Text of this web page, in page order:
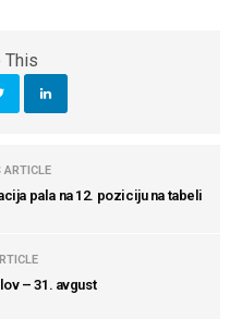
This
ARTICLE
pala na 12. poziciju na tabeli
– 31. avgust